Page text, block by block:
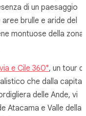
di un paesaggio
brulle e aride del
montuose della zona
e Cile 360°, un tour di
che dalla
delle Ande, vi
Atacama e Valle della